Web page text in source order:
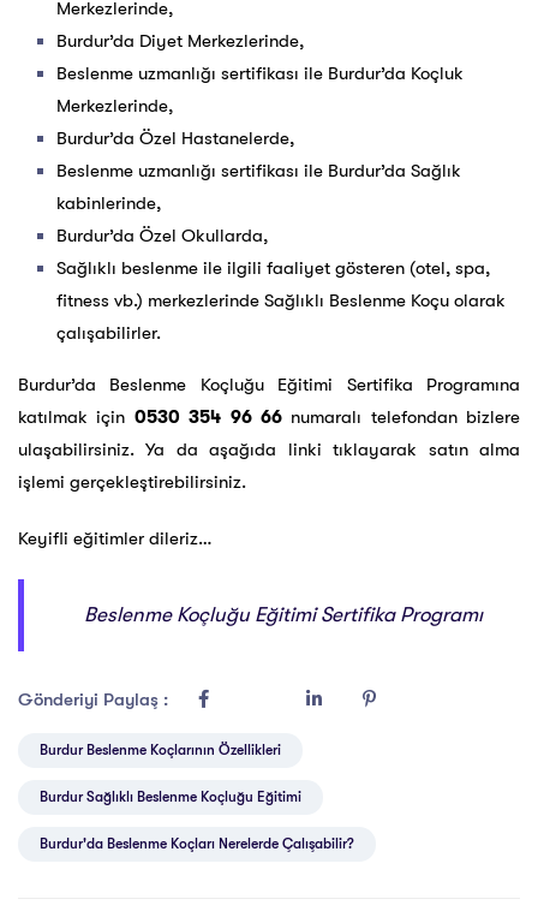
Merkezlerinde,
Burdur’da Diyet Merkezlerinde,
Beslenme uzmanlığı sertifikası ile Burdur’da Koçluk
Merkezlerinde,
Burdur’da Özel Hastanelerde,
Beslenme uzmanlığı sertifikası ile Burdur’da Sağlık
kabinlerinde,
Burdur’da Özel Okullarda,
Sağlıklı beslenme ile ilgili faaliyet gösteren (otel, spa,
fitness vb.) merkezlerinde Sağlıklı Beslenme Koçu olarak
çalışabilirler.
Burdur’da Beslenme Koçluğu Eğitimi Sertifika Programına
katılmak için 0530 354 96 66numaralı telefondan bizlere
ulaşabilirsiniz. Ya da aşağıda linki tıklayarak satın alma
işlemi gerçekleştirebilirsiniz.
Keyifli eğitimler dileriz…
Beslenme Koçluğu Eğitimi Sertifika Programı
Gönderiyi Paylaş :
Burdur Beslenme Koçlarının Özellikleri
Burdur Sağlıklı Beslenme Koçluğu Eğitimi
Burdur'da Beslenme Koçları Nerelerde Çalışabilir?